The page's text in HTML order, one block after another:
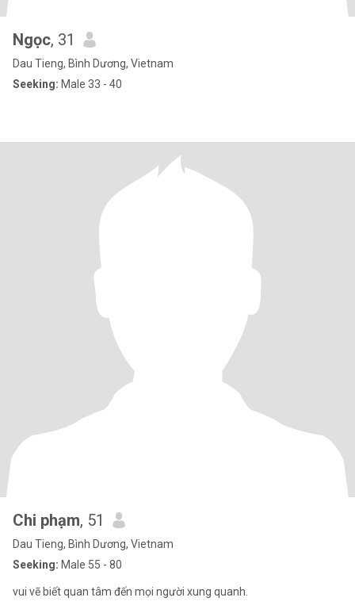
Ngọc, 31
Dau Tieng, Bình Dương, Vietnam
Seeking: Male 33 - 40
Chi phạm, 51
Dau Tieng, Bình Dương, Vietnam
Seeking: Male 55 - 80
vui vẽ biết quan tâm đến mọi người xung quanh.